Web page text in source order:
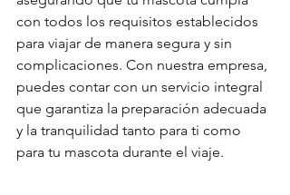
con todos los requisitos establecidos
para viajar de manera segura y sin
complicaciones. Con nuestra empresa,
puedes contar con un servicio integral
que garantiza la preparación adecuada
y la tranquilidad tanto para ti como
para tu mascota durante el viaje.